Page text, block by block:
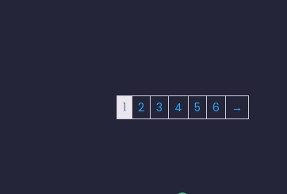
1 2 3 4 5 6 →